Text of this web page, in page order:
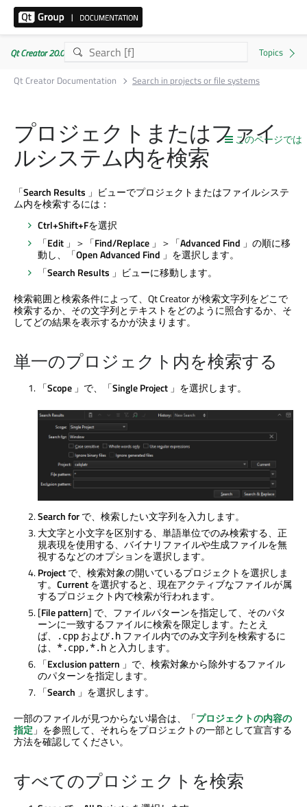
Qt Creator 20.0.1
Qt Creator Documentation
Search in projects or file systems
このページでは
プロジェクトまたはファイ
ルシステム内を検索
「Search Results 」ビューでプロジェクトまたはファイルシステ
ム内を検索するには：
Ctrl+Shift+Fを選択
「Edit 」＞「Find/Replace 」＞「Advanced Find 」の順に移
動し、「Open Advanced Find 」を選択します。
「Search Results 」ビューに移動します。
検索範囲と検索条件によって、 Qt Creatorが検索文字列をどこで
検索するか、その文字列とテキストをどのように照合するか、そ
してどの結果を表示するかが決まります。
単一のプロジェクト内を検索する
「Scope 」で、「Single Project 」を選択します。
Search forで、検索したい文字列を入力します。
大文字と小文字を区別する、単語単位でのみ検索する、正
規表現を使用する、バイナリファイルや生成ファイルを無
視するなどのオプションを選択します。
Projectで、検索対象の開いているプロジェクトを選択しま
す。 Currentを選択すると、現在アクティブなファイルが属
するプロジェクト内で検索が行われます。
[File pattern] で、ファイルパターンを指定して、そのパタ
ーンに一致するファイルに検索を限定します。たとえ
ば、
.cpp および.h ファイル内でのみ文字列を検索するに
は、 *.cpp,*.h と入力します。
「Exclusion pattern 」で、検索対象から除外するファイル
のパターンを指定します。
「Search 」を選択します。
一部のファイルが見つからない場合は、「プロジェクトの内容の
指定」を参照して、それらをプロジェクトの一部として宣言する
方法を確認してください。
すべてのプロジェクトを検索